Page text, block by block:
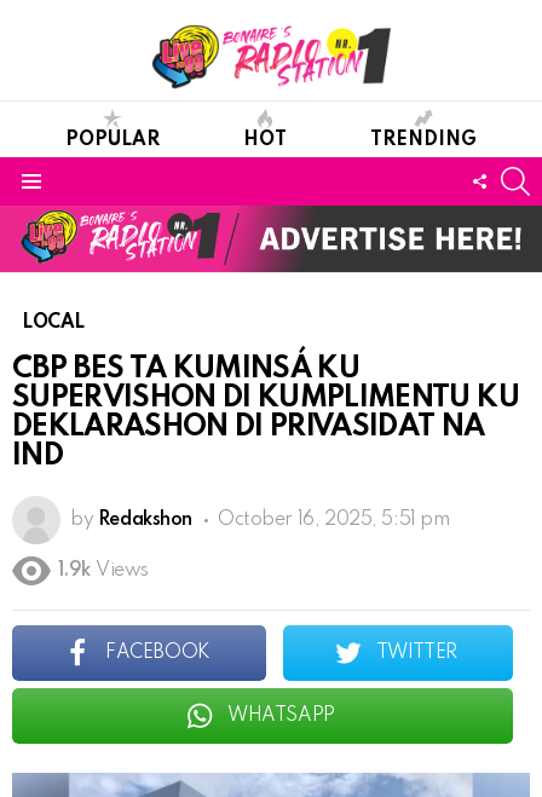
POPULAR HOT TRENDING
LOCAL
CBP BES TA KUMINSÁ KU
SUPERVISHON DI KUMPLIMENTU KU
DEKLARASHON DI PRIVASIDAT NA
IND
by Redakshon October 16, 2025, 5:51 pm
1.9k Views
FACEBOOK TWITTER
WHATSAPP